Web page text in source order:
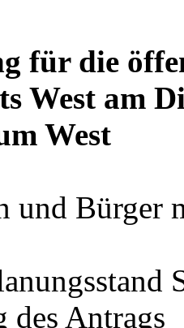
für die
West am
West
und Bürger
des Antrags